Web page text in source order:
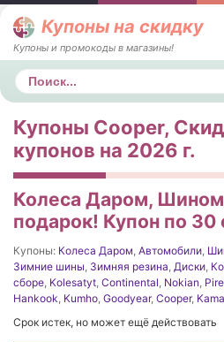
Купоны на скидку
Купоны и промокоды в магазины!
Поиск
Купоны Cooper,
купонов на 2026 г.
Колеса Даром,
подарок! Купон по 30
Купоны: Колеса Даром, Автомобили,
Зимние шины, Зимняя резина, Диски,
сборе, Kolesatyt, Continental, Nokian,
Hankook, Kumho, Goodyear, Cooper, Kama
Срок истек, но может ещё действовать